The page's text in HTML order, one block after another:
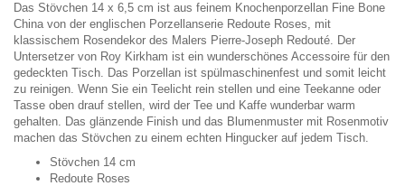
Das Stövchen 14 x 6,5 cm ist aus feinem Knochenporzellan Fine Bone
China von der englischen Porzellanserie Redoute Roses, mit
klassischem Rosendekor des Malers Pierre-Joseph Redouté. Der
Untersetzer von Roy Kirkham ist ein wunderschönes Accessoire für den
gedeckten Tisch. Das Porzellan ist spülmaschinenfest und somit leicht
zu reinigen. Wenn Sie ein Teelicht rein stellen und eine Teekanne oder
Tasse oben drauf stellen, wird der Tee und Kaffe wunderbar warm
gehalten. Das glänzende Finish und das Blumenmuster mit Rosenmotiv
machen das Stövchen zu einem echten Hingucker auf jedem Tisch.
Stövchen 14 cm
Redoute Roses